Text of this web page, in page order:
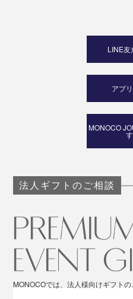
LINE友
アプ
MONOCO
法人ギフトのご相談
MONOCOでは、法人様向けギフトの